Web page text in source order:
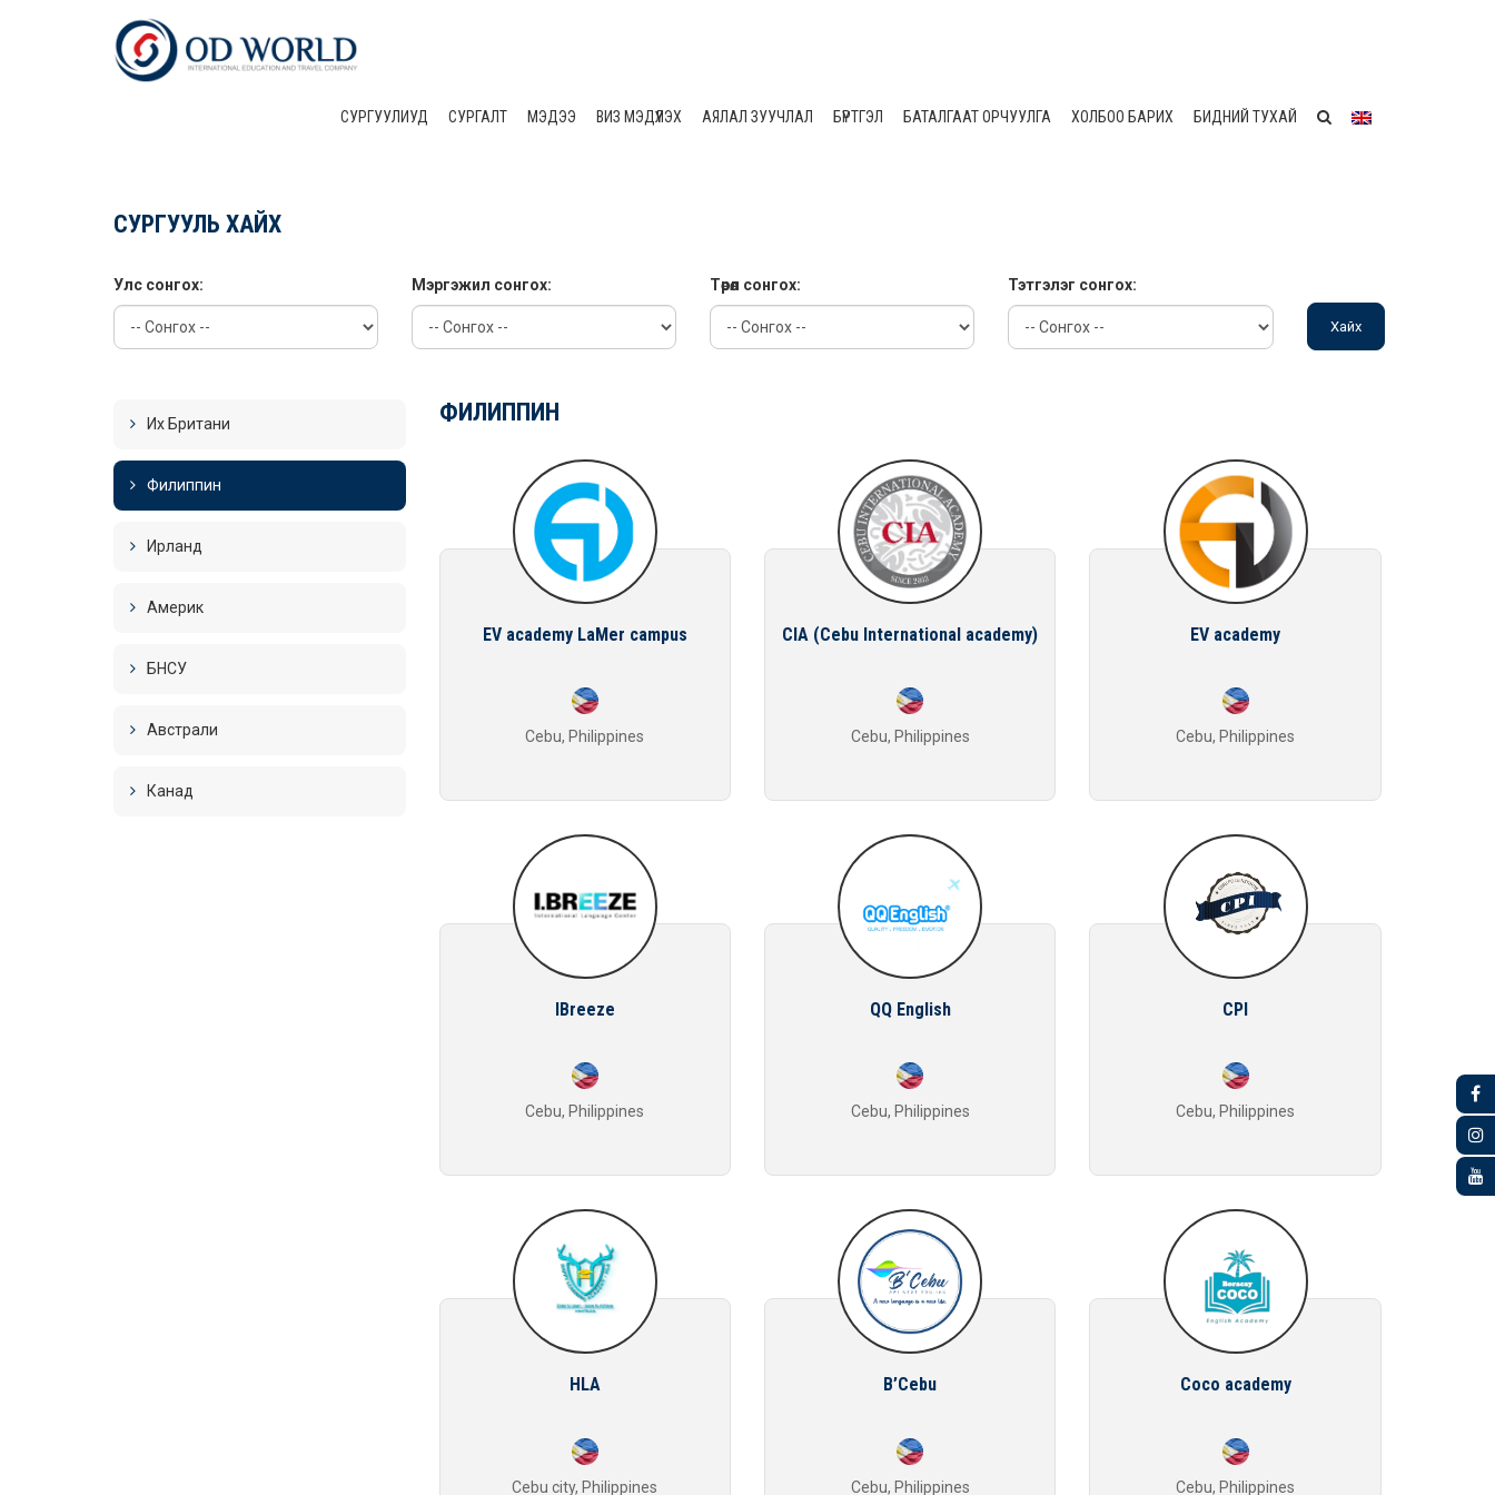
СУРГУУЛИУД CУРГАЛТ МЭДЭЭ ВИЗ МЭДҮҮЛЭХ АЯЛАЛ ЗУУЧЛАЛ БҮРТГЭЛ БАТАЛГААТ ОРЧУУЛГА ХОЛБОО БАРИХ БИДНИЙ ТУХАЙ
СУРГУУЛЬ ХАЙХ
Улс сонгох: Мэргэжил сонгох: Төрөл сонгох: Тэтгэлэг сонгох:
Их Британи
Филиппин
Ирланд
Америк
БНСУ
Австрали
Канад
ФИЛИППИН
EV academy LaMer campus
Cebu, Philippines
CIA (Cebu International academy)
Cebu, Philippines
EV academy
Cebu, Philippines
IBreeze
Cebu, Philippines
QQ English
Cebu, Philippines
CPI
Cebu, Philippines
HLA
Cebu city, Philippines
B’Cebu
Cebu, Philippines
Coco academy
Cebu, Philippines